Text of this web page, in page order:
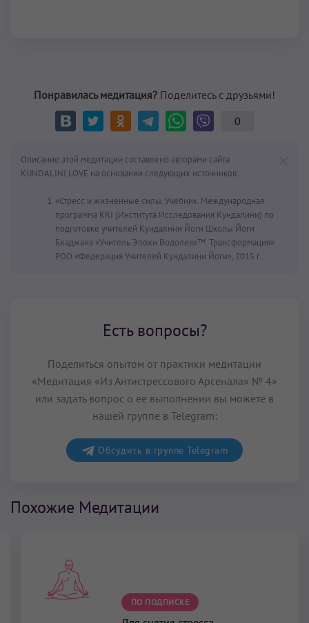
Понравилась медитация? Поделитесь с друзьями!
0
Описание этой медитации составлено авторами сайта
KUNDALINI.LOVE на основании следующих источников:
«Стресс и жизненные силы. Учебник. Международная
программа KRI (Института Исследования Кундалини) по
подготовке учителей Кундалини Йоги Школы Йоги
Бхаджана «Учитель Эпохи Водолея»™. Трансформация»
РОО «Федерация Учителей Кундалини Йоги», 2015 г.
Есть вопросы?
Поделиться опытом от практики медитации
«Медитация «Из Антистрессового Арсенала» № 4»
или задать вопрос о ее выполнении вы можете в
нашей группе в Telegram:
Обсудить в группе Telegram
Похожие Медитации
ПО ПОДПИСКЕ